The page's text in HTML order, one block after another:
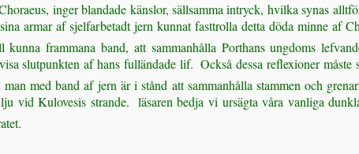
inger blandade känslor, sällsamma intryck, hvilka synas
armar af sjelfarbetadt jern kunnat fasttrolla detta döda minne af
frammana band, att sammanhålla Porthans ungdoms
slutpunkten af hans fulländade lif.  Också dessa reflexioner
med band af jern är i stånd att sammanhålla stammen och
vid Kulovesis strande.  läsaren bedja vi ursägta våra vanliga